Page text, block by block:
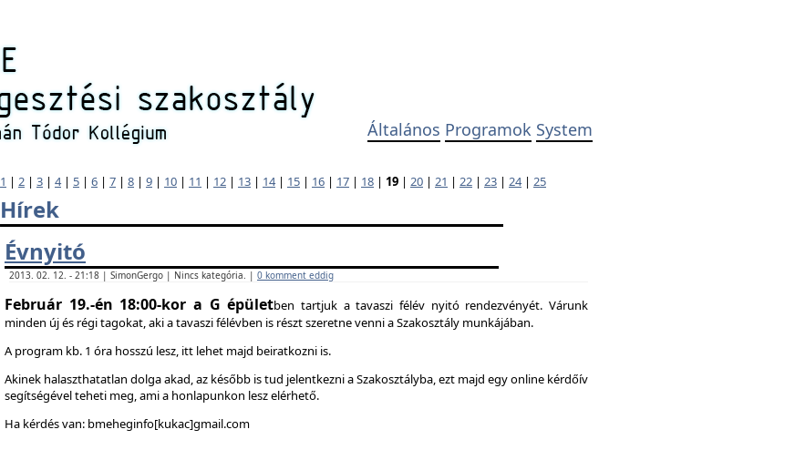
Általános Programok System
1 | 2 | 3 | 4| 5 | 6 | 7 | 8 | 9 | 10 | 11 | 12 | 13 | 14| 15 | 16 | 17 | 18 | 19 | 20 | 21 | 22 | 23 | 24| 25
Hírek
Évnyitó
2013. 02. 12. - 21:18 | SimonGergo | Nincs kategória. | 0 komment eddig
Február 19.-én 18:00-kor a G épületben tartjuk a tavaszi félév nyitó rendezvényét. Várunk
minden új és régi tagokat, aki a tavaszi félévben is részt szeretne venni a Szakosztály munkájában.
A program kb. 1 óra hosszú lesz, itt lehet majd beiratkozni is.
Akinek halaszthatatlan dolga akad, az később is tud jelentkezni a Szakosztályba, ezt majd egy online kérdőív
segítségével teheti meg, ami a honlapunkon lesz elérhető.
Ha kérdés van: bmeheginfo[kukac]gmail.com